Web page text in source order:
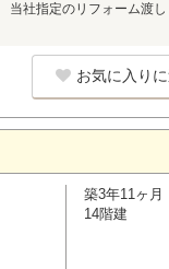
社指定のリフォーム渡
お気に入り
築3年11ヶ月
14階建